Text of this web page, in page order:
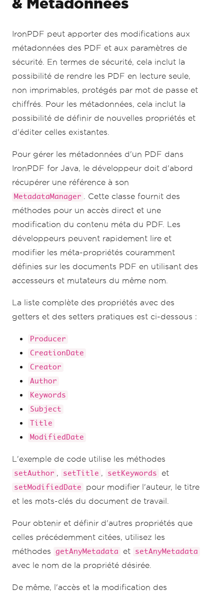
nt(false);
securityOptions .setAllowUserPrinting (PdfPr
intSecurity.FULL_PRINT_RIGHTS );
);
securityOptions .setOwnerPassword("top-
securityOptions.setUserPassword("sharable"
);
// Change or set the document encryption
password
pdf
getSecurity ();
securityManager
removePasswordsAndEncrypti
on ();
securityManager
makePdfDocumentReadOnly
securityManager
yOptions );
pdf . saveAs (Paths . get( "assets/secured.pdf"
IronPDF peut apporter des modifications aux
métadonnées des PDF et aux paramètres de
sécurité. En termes de sécurité, cela inclut la
possibilité de rendre les PDF en lecture seule,
non imprimables, protégés par mot de passe et
chiffrés. Pour les métadonnées, cela inclut la
possibilité de définir de nouvelles propriétés et
d'éditer celles existantes.
Pour gérer les métadonnées d'un PDF dans
IronPDF for Java, le développeur doit d'abord
récupérer une référence à son
MetadataManager
. Cette classe fournit des
méthodes pour un accès direct et une
modification du contenu méta du PDF. Les
développeurs peuvent rapidement lire et
modifier les méta-propriétés couramment
définies sur les documents PDF en utilisant des
accesseurs et mutateurs du même nom.
La liste complète des propriétés avec des
getters et des setters pratiques est ci-dessous :
Producer
CreationDate
Creator
Author
Keywords
Subject
Title
ModifiedDate
L'exemple de code utilise les méthodes
setAuthor , setTitle , setKeywords et
setModifiedDate
pour modifier l'auteur, le titre
et les mots-clés du document de travail.
Pour obtenir et définir d'autres propriétés que
celles précédemment citées, utilisez les
méthodes
getAnyMetadata et setAnyMetadata
avec le nom de la propriété désirée.
De même, l'accès et la modification des